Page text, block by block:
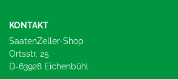
KONTAKT
SaatenZeller-Shop
Ortsstr. 25
D-63928 Eichenbühl